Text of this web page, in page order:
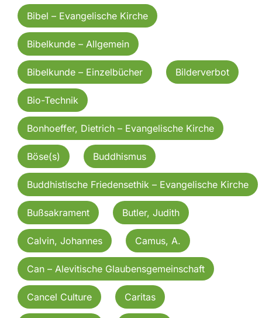
Bibel – Evangelische Kirche
Bibelkunde – Allgemein
Bibelkunde – Einzelbücher Bilderverbot
Bio-Technik
Bonhoeffer, Dietrich – Evangelische Kirche
Böse(s) Buddhismus
Buddhistische Friedensethik – Evangelische Kirche
Bußsakrament Butler, Judith
Calvin, Johannes Camus, A.
Can – Alevitische Glaubensgemeinschaft
Cancel Culture Caritas